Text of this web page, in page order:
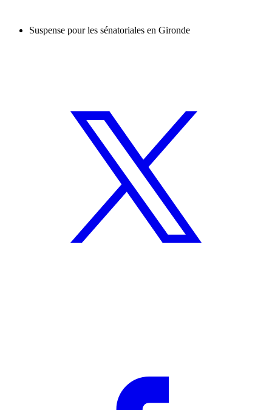
Suspense pour les sénatoriales en Gironde